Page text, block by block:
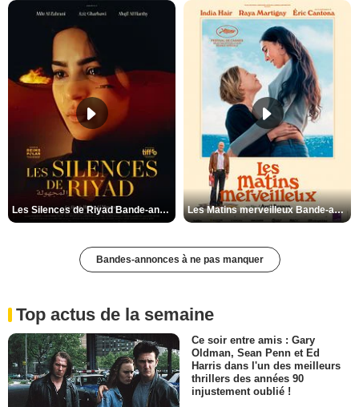
Les Silences de Riyad Bande-annonce VO STFR Les Matins merveilleux Bande-annonce VF
Bandes-annonces à ne pas manquer
Top actus de la semaine
Ce soir entre amis : Gary
Oldman, Sean Penn et Ed
Harris dans l'un des meilleurs
thrillers des années 90
injustement oublié !